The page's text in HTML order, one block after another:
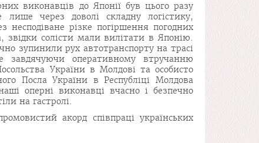
виконавців до Японії був цього разу
через доволі складну логістику,
різке погіршення погодних
солісти мали вилітати в Японію.
зупинили рух автотранспорту на трасі
оперативному втручанню
України в Молдові та особисто
Посла України в Республіці Молдова
оперні виконавці вчасно і безпечно
на гастролі.
акорд співпраці українських